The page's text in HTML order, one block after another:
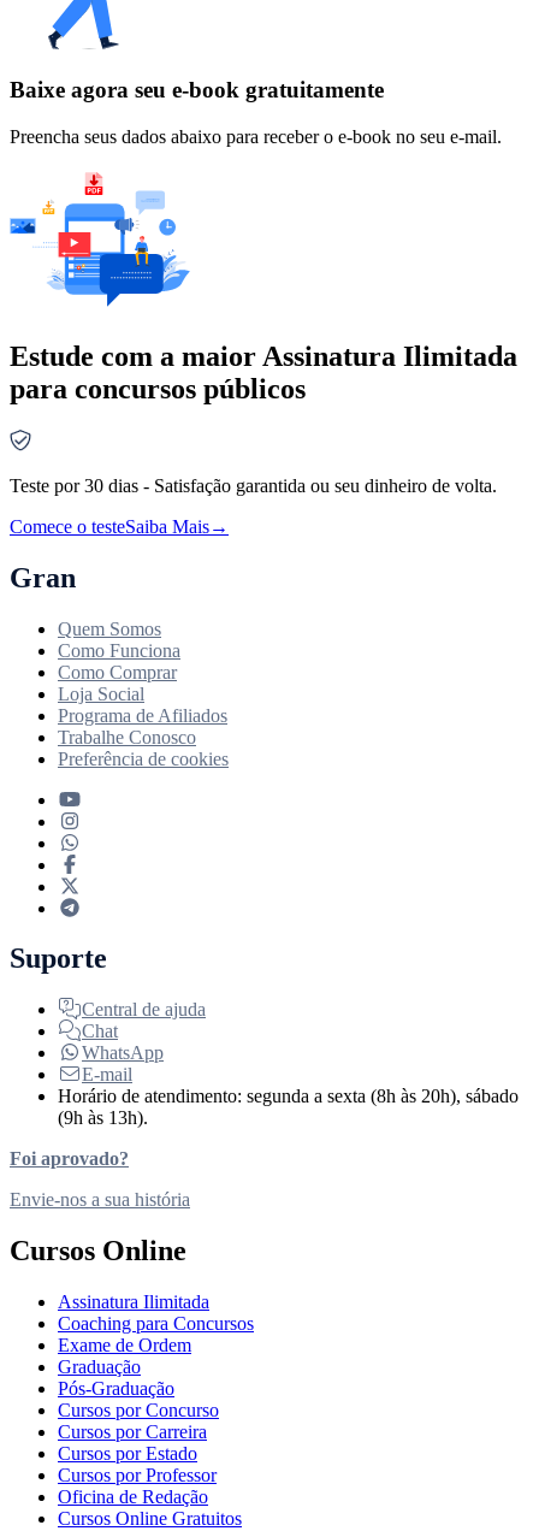
Baixe agora seu e-book gratuitamente
Preencha seus dados abaixo para receber o e-book no seu e-mail.
Estude com a maior Assinatura Ilimitada
para concursos públicos
Teste por 30 dias - Satisfação garantida ou seu dinheiro de volta.
Comece o testeSaiba Mais→
Gran
Quem Somos
Como Funciona
Como Comprar
Loja Social
Programa de Afiliados
Trabalhe Conosco
Preferência de cookies
Suporte
Central de ajuda
Chat
WhatsApp
E-mail
Horário de atendimento: segunda a sexta (8h às 20h), sábado
(9h às 13h).
Foi aprovado?
Envie-nos a sua história
Cursos Online
Assinatura Ilimitada
Coaching para Concursos
Exame de Ordem
Graduação
Pós-Graduação
Cursos por Concurso
Cursos por Carreira
Cursos por Estado
Cursos por Professor
Oficina de Redação
Cursos Online Gratuitos